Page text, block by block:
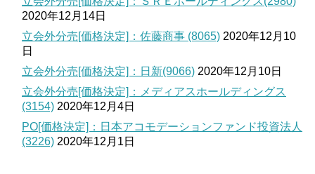
2020年12月14日
立会外分売[価格決定]：佐藤商事 (8065) 2020年12月10
日
立会外分売[価格決定]：日新(9066) 2020年12月10日
立会外分売[価格決定]：メディアスホールディングス
(3154) 2020年12月4日
PO[価格決定]：日本アコモデーションファンド投資法人
(3226) 2020年12月1日